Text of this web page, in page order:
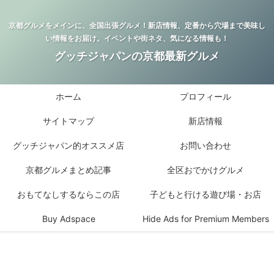
京都グルメをメインに、全国出張グルメ！新店情報、定番から穴場まで美味し
い情報をお届け。イベントや街ネタ、気になる情報も！
グッチジャパンの京都最新グルメ
ホーム プロフィール
サイトマップ 新店情報
グッチジャパン的オススメ店 お問い合わせ
京都グルメまとめ記事 全区おでかけグルメ
おもてなしするならこの店 子どもと行ける遊び場・お店
Buy Adspace Hide Ads for Premium Members